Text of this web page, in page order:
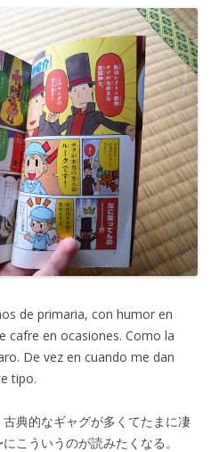
de primaria, con humor en
cafre en ocasiones. Como la
De vez en cuando me dan
tipo.
典的なギャグが多くてたまに凄
こういうのが読みたくなる。